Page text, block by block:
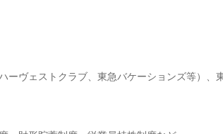
ーヴェストクラブ、東急バケーションズ等）、